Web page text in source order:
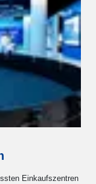
Einkaufszentren